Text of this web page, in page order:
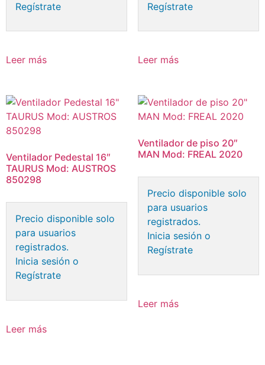
Regístrate
Leer más
Regístrate
Leer más
Ventilador Pedestal 16″
TAURUS Mod: AUSTROS
850298
Precio disponible solo
para usuarios
registrados.
Inicia sesión o
Regístrate
Leer más
Ventilador de piso 20″
MAN Mod: FREAL 2020
Precio disponible solo
para usuarios
registrados.
Inicia sesión o
Regístrate
Leer más